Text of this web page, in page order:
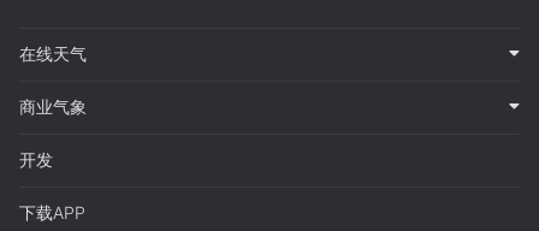
在线天气
商业气象
开发
下载APP